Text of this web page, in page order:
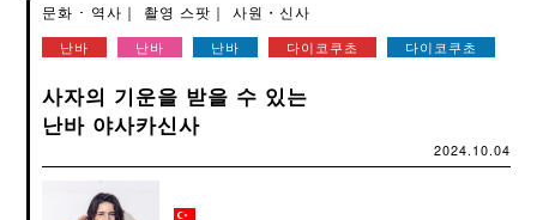
문화 ･ 역사 촬영 스팟 사원・신사
난바 난바 난바 다이코쿠초 다이코쿠초
사자의 기운을 받을 수 있는
난바 야사카신사
2024.10.04